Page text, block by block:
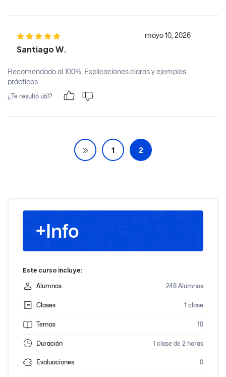
Santiago W.
mayo 10, 2026
Recomendado al 100%. Explicaciones claras y ejemplos
prácticos.
¿Te resultó útil?
1 2
+Info
Este curso incluye:
Alumnos 246 Alumnos
Clases 1 clase
Temas 10
Duración 1 clase de 2 horas
Evaluaciones 0